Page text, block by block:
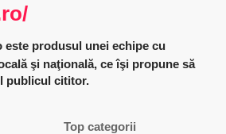
şi naţională, ce îşi propune să
publicul cititor.
Top categorii